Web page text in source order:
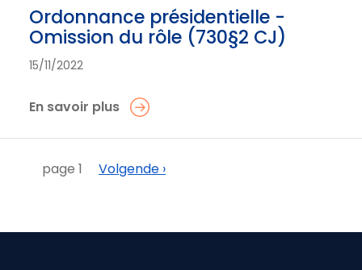
Ordonnance présidentielle -
Omission du rôle (730§2 CJ)
15/11/2022
En savoir plus
Pagination
page 1 Suivant
Volgende ›